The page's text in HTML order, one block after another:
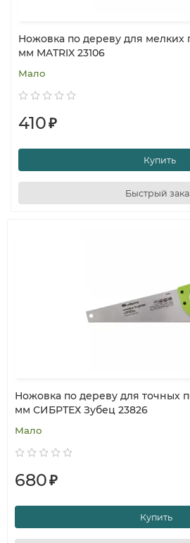
Ножовка по дереву для мелких
мм MATRIX 23106
Мало
410₽
Купить
Быстрый
Ножовка по дереву для точных
мм СИБРТЕХ Зубец 23826
Мало
680₽
Купить